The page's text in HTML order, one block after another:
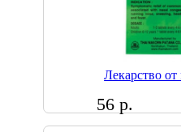
Лекарство
56 р.